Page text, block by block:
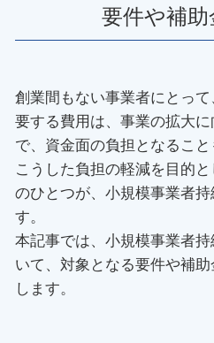
要件や補
創業間もない事業者にとっ
要する費用は、事業の拡大
で、資金面の負担となること
こうした負担の軽減を目的
のひとつが、小規模事業者
す。
本記事では、小規模事業者
いて、対象となる要件や補
します。